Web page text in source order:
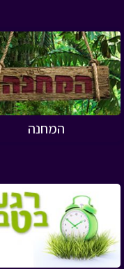
המחנה